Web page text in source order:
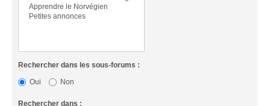
Rechercher dans les sous-forums :
Oui
Non
Rechercher dans :